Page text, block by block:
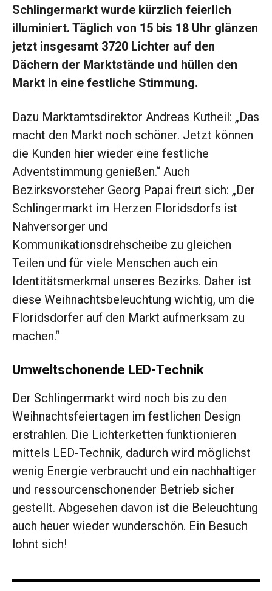
Schlingermarkt wurde kürzlich feierlich
illuminiert. Täglich von 15 bis 18 Uhr glänzen
jetzt insgesamt 3720 Lichter auf den
Dächern der Marktstände und hüllen den
Markt in eine festliche Stimmung.
Dazu Marktamtsdirektor Andreas Kutheil: „Das
macht den Markt noch schöner. Jetzt können
die Kunden hier wieder eine festliche
Adventstimmung genießen.“ Auch
Bezirksvorsteher Georg Papai freut sich: „Der
Schlingermarkt im Herzen Floridsdorfs ist
Nahversorger und
Kommunikationsdrehscheibe zu gleichen
Teilen und für viele Menschen auch ein
Identitätsmerkmal unseres Bezirks. Daher ist
diese Weihnachtsbeleuchtung wichtig, um die
Floridsdorfer auf den Markt aufmerksam zu
machen.“
Umweltschonende LED-Technik
Der Schlingermarkt wird noch bis zu den
Weihnachtsfeiertagen im festlichen Design
erstrahlen. Die Lichterketten funktionieren
mittels LED-Technik, dadurch wird möglichst
wenig Energie verbraucht und ein nachhaltiger
und ressourcenschonender Betrieb sicher
gestellt. Abgesehen davon ist die Beleuchtung
auch heuer wieder wunderschön. Ein Besuch
lohnt sich!